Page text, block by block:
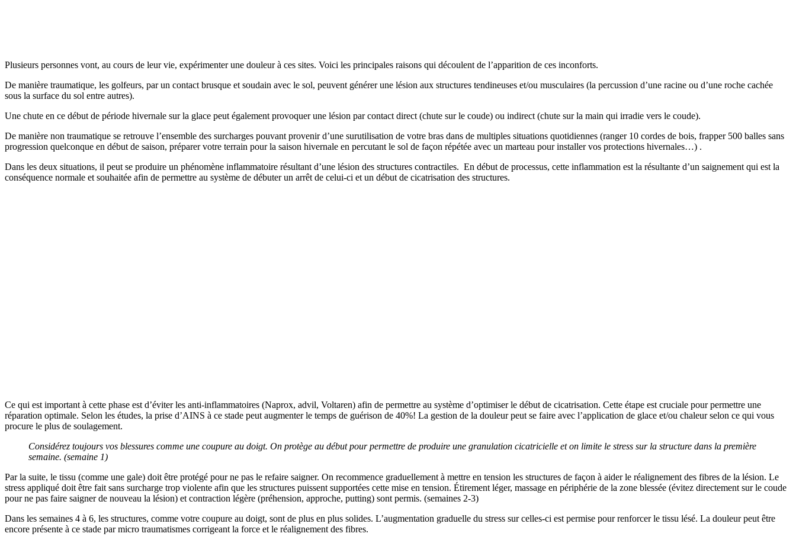
Plusieurs personnes vont, au cours de leur vie, expérimenter une douleur à ces sites. Voici les principales raisons qui découlent de l’apparition de ces inconforts.
De manière traumatique, les golfeurs, par un contact brusque et soudain avec le sol, peuvent générer une lésion aux structures tendineuses et/ou musculaires (la percussion d’une racine ou d’une roche cachée
sous la surface du sol entre autres).
Une chute en ce début de période hivernale sur la glace peut également provoquer une lésion par contact direct (chute sur le coude) ou indirect (chute sur la main qui irradie vers le coude).
De manière non traumatique se retrouve l’ensemble des surcharges pouvant provenir d’une surutilisation de votre bras dans de multiples situations quotidiennes (ranger 10 cordes de bois, frapper 500 balles sans
progression quelconque en début de saison, préparer votre terrain pour la saison hivernale en percutant le sol de façon répétée avec un marteau pour installer vos protections hivernales…) .
Dans les deux situations, il peut se produire un phénomène inflammatoire résultant d’une lésion des structures contractiles. En début de processus, cette inflammation est la résultante d’un saignement qui est la
conséquence normale et souhaitée afin de permettre au système de débuter un arrêt de celui-ci et un début de cicatrisation des structures.
Ce qui est important à cette phase est d’éviter les anti-inflammatoires (Naprox, advil, Voltaren) afin de permettre au système d’optimiser le début de cicatrisation. Cette étape est cruciale pour permettre une
réparation optimale. Selon les études, la prise d’AINS à ce stade peut augmenter le temps de guérison de 40%! La gestion de la douleur peut se faire avec l’application de glace et/ou chaleur selon ce qui vous
procure le plus de soulagement.
Considérez toujours vos blessures comme une coupure au doigt. On protège au début pour permettre de produire une granulation cicatricielle et on limite le stress sur la structure dans la première
semaine. (semaine 1)
Par la suite, le tissu (comme une gale) doit être protégé pour ne pas le refaire saigner. On recommence graduellement à mettre en tension les structures de façon à aider le réalignement des fibres de la lésion. Le
stress appliqué doit être fait sans surcharge trop violente afin que les structures puissent supportées cette mise en tension. Étirement léger, massage en périphérie de la zone blessée (évitez directement sur le coude
pour ne pas faire saigner de nouveau la lésion) et contraction légère (préhension, approche, putting) sont permis. (semaines 2-3)
Dans les semaines 4 à 6, les structures, comme votre coupure au doigt, sont de plus en plus solides. L’augmentation graduelle du stress sur celles-ci est permise pour renforcer le tissu lésé. La douleur peut être
encore présente à ce stade par micro traumatismes corrigeant la force et le réalignement des fibres.